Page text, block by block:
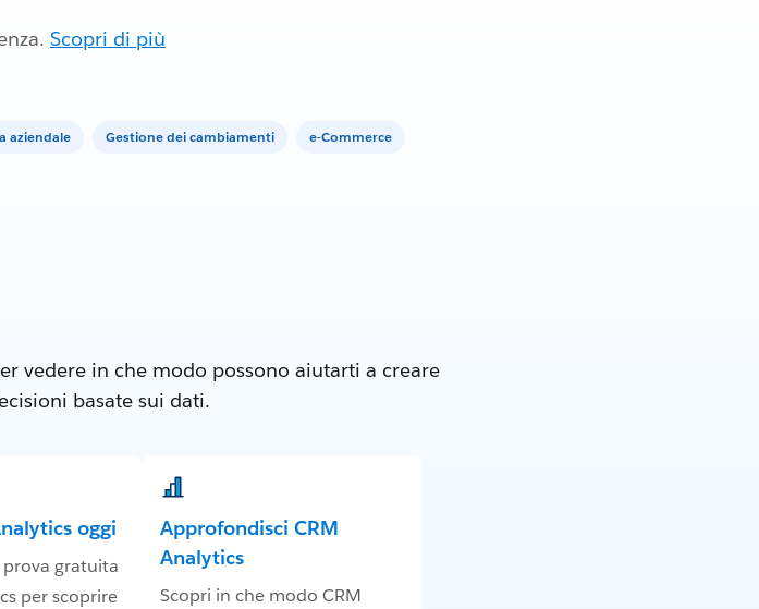
Scopri di più
aziendale Gestione dei cambiamenti e-Commerce
vedere in che modo possono aiutarti a creare
basate sui dati.
oggi
gratuita
per scoprire
Approfondisci CRM
Analytics
Scopri in che modo CRM